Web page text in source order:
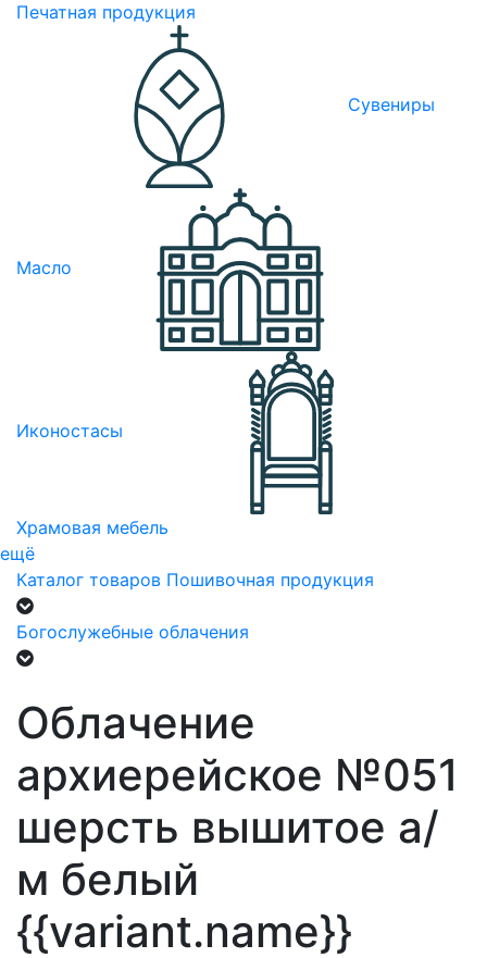
Печатная продукция
Сувениры
Масло
Иконостасы
Храмовая мебель
ещё
Каталог товаров Пошивочная продукция
Богослужебные облачения
Облачение
архиерейское №051
шерсть вышитое а/
м белый
{{variant.name}}